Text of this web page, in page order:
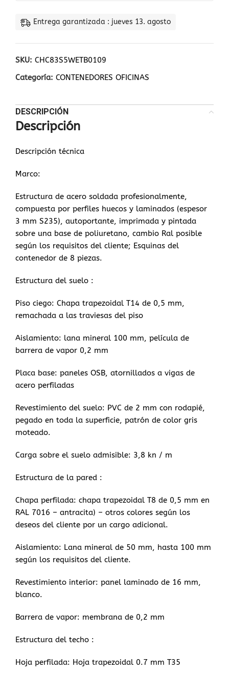
Entrega garantizada : jueves 13. agosto
SKU: CHC83S5WETB0109
Categoría: CONTENEDORES OFICINAS
DESCRIPCIÓN
Descripción
Descripción técnica
Marco:
Estructura de acero soldada profesionalmente,
compuesta por perfiles huecos y laminados (espesor
3 mm S235), autoportante, imprimada y pintada
sobre una base de poliuretano, cambio Ral posible
según los requisitos del cliente; Esquinas del
contenedor de 8 piezas.
Estructura del suelo :
Piso ciego: Chapa trapezoidal T14 de 0,5 mm,
remachada a las traviesas del piso
Aislamiento: lana mineral 100 mm, película de
barrera de vapor 0,2 mm
Placa base: paneles OSB, atornillados a vigas de
acero perfiladas
Revestimiento del suelo: PVC de 2 mm con rodapié,
pegado en toda la superficie, patrón de color gris
moteado.
Carga sobre el suelo admisible: 3,8 kn / m
Estructura de la pared :
Chapa perfilada: chapa trapezoidal T8 de 0,5 mm en
RAL 7016 – antracita) – otros colores según los
deseos del cliente por un cargo adicional.
Aislamiento: Lana mineral de 50 mm, hasta 100 mm
según los requisitos del cliente.
Revestimiento interior: panel laminado de 16 mm,
blanco.
Barrera de vapor: membrana de 0,2 mm
Estructura del techo :
Hoja perfilada: Hoja trapezoidal 0.7 mm T35